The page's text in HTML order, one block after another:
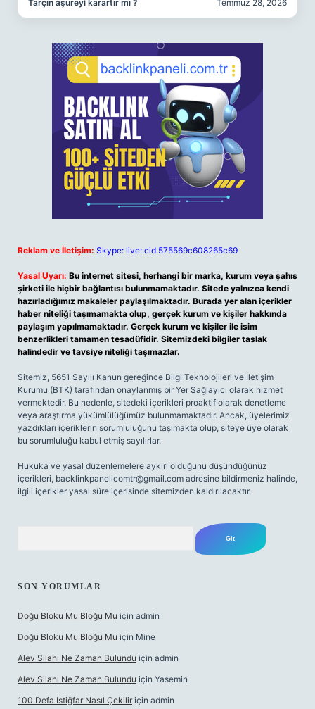
Tarçın aşureyi karartır mı ? Temmuz 28, 2026
Reklam ve İletişim: Skype: live:.cid.575569c608265c69
Yasal Uyarı: Bu internet sitesi, herhangi bir marka, kurum veya şahıs
şirketi ile hiçbir bağlantısı bulunmamaktadır. Sitede yalnızca kendi
hazırladığımız makaleler paylaşılmaktadır. Burada yer alan içerikler
haber niteliği taşımamakta olup, gerçek kurum ve kişiler hakkında
paylaşım yapılmamaktadır. Gerçek kurum ve kişiler ile isim
benzerlikleri tamamen tesadüfidir. Sitemizdeki bilgiler taslak
halindedir ve tavsiye niteliği taşımazlar.
Sitemiz, 5651 Sayılı Kanun gereğince Bilgi Teknolojileri ve İletişim
Kurumu (BTK) tarafından onaylanmış bir Yer Sağlayıcı olarak hizmet
vermektedir. Bu nedenle, sitedeki içerikleri proaktif olarak denetleme
veya araştırma yükümlülüğümüz bulunmamaktadır. Ancak, üyelerimiz
yazdıkları içeriklerin sorumluluğunu taşımakta olup, siteye üye olarak
bu sorumluluğu kabul etmiş sayılırlar.
Hukuka ve yasal düzenlemelere aykırı olduğunu düşündüğünüz
içerikleri, backlinkpanelicomtr@gmail.com adresine bildirmeniz halinde,
ilgili içerikler yasal süre içerisinde sitemizden kaldırılacaktır.
SON YORUMLAR
Doğu Bloku Mu Bloğu Mu için admin
Doğu Bloku Mu Bloğu Mu için Mine
Alev Silahı Ne Zaman Bulundu için admin
Alev Silahı Ne Zaman Bulundu için Yasemin
100 Defa Istiğfar Nasıl Çekilir için admin